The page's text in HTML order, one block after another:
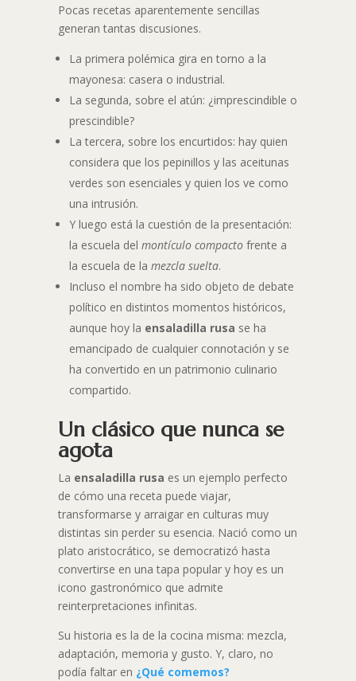
Pocas recetas aparentemente sencillas
generan tantas discusiones.
La primera polémica gira en torno a la
mayonesa: casera o industrial.
La segunda, sobre el atún: ¿imprescindible o
prescindible?
La tercera, sobre los encurtidos: hay quien
considera que los pepinillos y las aceitunas
verdes son esenciales y quien los ve como
una intrusión.
Y luego está la cuestión de la presentación:
la escuela del montículo compacto frente a
la escuela de la mezcla suelta.
Incluso el nombre ha sido objeto de debate
político en distintos momentos históricos,
aunque hoy la ensaladilla rusa se ha
emancipado de cualquier connotación y se
ha convertido en un patrimonio culinario
compartido.
Un clásico que nunca se
agota
La ensaladilla rusa es un ejemplo perfecto
de cómo una receta puede viajar,
transformarse y arraigar en culturas muy
distintas sin perder su esencia. Nació como un
plato aristocrático, se democratizó hasta
convertirse en una tapa popular y hoy es un
icono gastronómico que admite
reinterpretaciones infinitas.
Su historia es la de la cocina misma: mezcla,
adaptación, memoria y gusto. Y, claro, no
podía faltar en ¿Qué comemos?